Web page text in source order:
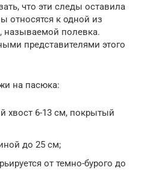
что эти следы оставила
относятся к одной из
называемой полевка.
представителями этого
на пасюка:
хвост 6-13 см, покрытый
до 25 см;
от темно-бурого до